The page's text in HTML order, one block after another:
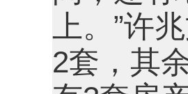
上。”许
2套，其